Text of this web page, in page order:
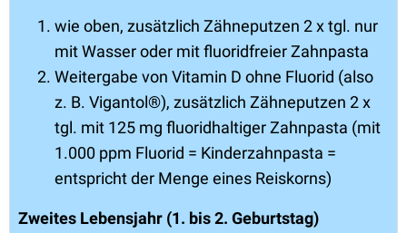
wie oben, zusätzlich Zähneputzen 2 x tgl. nur
mit Wasser oder mit fluoridfreier Zahnpasta
Weitergabe von Vitamin D ohne Fluorid (also
z. B. Vigantol®), zusätzlich Zähneputzen 2 x
tgl. mit 125 mg fluoridhaltiger Zahnpasta (mit
1.000 ppm Fluorid = Kinderzahnpasta =
entspricht der Menge eines Reiskorns)
Zweites Lebensjahr (1. bis 2. Geburtstag)